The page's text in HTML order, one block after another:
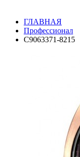
ГЛАВНАЯ
Профессионал
С9063371-8215